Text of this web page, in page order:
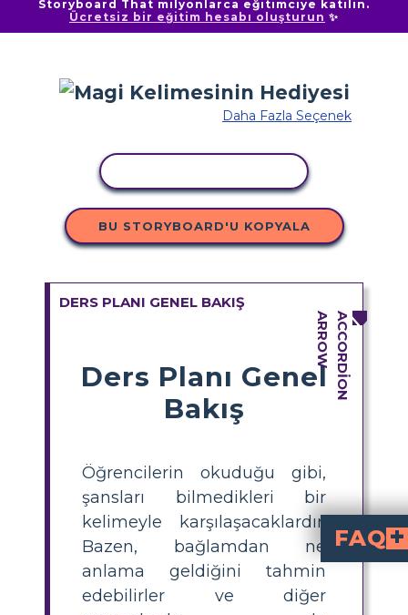
Storyboard That milyonlarca eğitimciye katılın.
Ücretsiz bir eğitim hesabı oluşturun ✨
Daha Fazla Seçenek
BU STORYBOARD'U KOPYALA
DERS PLANI GENEL BAKIŞ
Ders Planı Genel
Bakış
Öğrencilerin okuduğu gibi,
şansları bilmedikleri bir
kelimeyle karşılaşacaklardır.
Bazen, bağlamdan ne
anlama geldiğini tahmin
edebilirler ve diğer
FAQ